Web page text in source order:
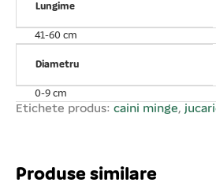
alt produs, este important să vă
de companie în timpul jocului.
regulat și înlocuiți- l în cazul în
lipsesc piese pentru a evita o
animalului de companie.
Lungime
41-60 cm
Diametru
0-9 cm
Etichete produs: caini minge,
Produse similare